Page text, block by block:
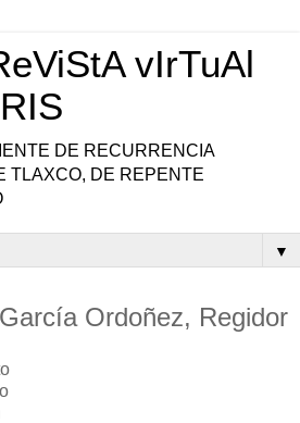
vIrTuAl
DE RECURRENCIA
TLAXCO, DE REPENTE
▼
Ordoñez, Regidor